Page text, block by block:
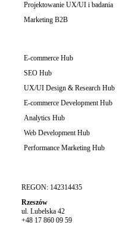
Projektowanie UX/UI i badania
Marketing B2B
E-commerce Hub
SEO Hub
UX/UI Design & Research Hub
E-commerce Development Hub
Analytics Hub
Web Development Hub
Performance Marketing Hub
REGON: 142314435
Rzeszów
ul. Lubelska 42
+48 17 860 09 59